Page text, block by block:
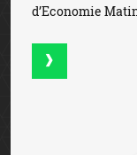
d’Economie